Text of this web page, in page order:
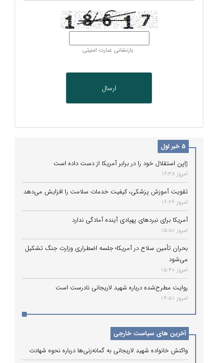
بازنشانی عبارت امنیتی
5 خبر اول
ژاپن استقلال خود را در برابر آمریکا از دست داده است
امروز 16:38
تقویت آموزش پزشکی، کیفیت خدمات سلامت را افزایش می‌دهد
امروز 16:26
آمریکا برای نبردهای پهپادی آینده آمادگی ندارد
امروز 15:50
بحران تأمین سلاح در آمریکا؛ جلسه اضطراری وزارت جنگ تشکیل
می‌شود
امروز 15:40
روایت مطرح‌شده درباره شهید لاریجانی نادرست است
امروز 14:51
آخرین های سیاست خارجی
واکنش خانواده شهید لاریجانی به گمانه‌زنی‌ها درباره نحوه شهادت